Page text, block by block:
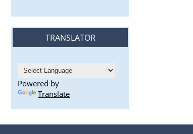
TRANSLATOR
Powered by
Translate